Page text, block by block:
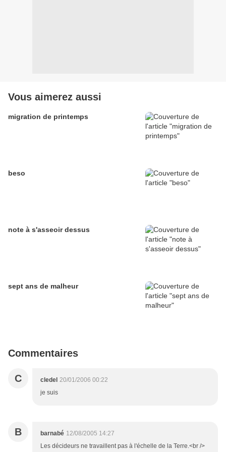
Vous aimerez aussi
migration de printemps
beso
note à s'asseoir dessus
sept ans de malheur
Commentaires
C cledel 20/01/2006 00:22
je suis
B barnabé 12/08/2005 14:27
Les décideurs ne travaillent pas à l'échelle de la Terre.<br />